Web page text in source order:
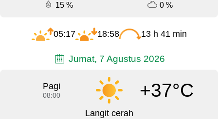
15 %
0 %
05:17 18:58 13 h 41 min
Jumat, 7 Agustus 2026
Pagi
08:00 +37°C
Langit cerah